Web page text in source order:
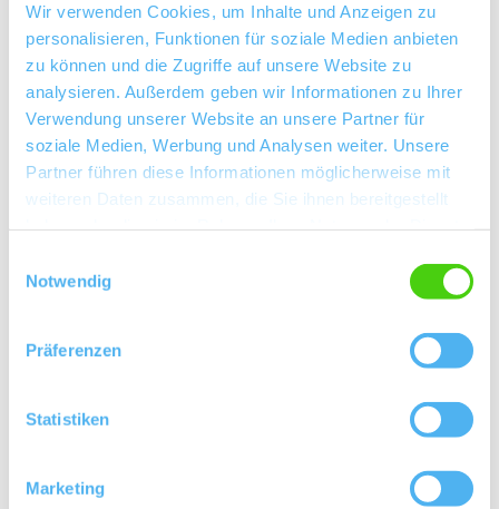
Wir verwenden Cookies, um Inhalte und Anzeigen zu
personalisieren, Funktionen für soziale Medien anbieten
zu können und die Zugriffe auf unsere Website zu
analysieren. Außerdem geben wir Informationen zu Ihrer
Verwendung unserer Website an unsere Partner für
soziale Medien, Werbung und Analysen weiter. Unsere
Partner führen diese Informationen möglicherweise mit
weiteren Daten zusammen, die Sie ihnen bereitgestellt
Notwendig
Präferenzen
Statistiken
Marketing
Festmeile final planen zu können.
Für Rückfragen steht Ihnen Frau Gassmann unter
06242/5030109 oder tourismus@vg-wonnegau.de zur
Verfügung.